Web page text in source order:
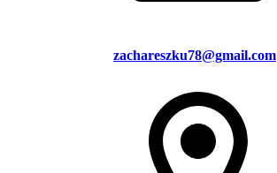
zachareszku78@gmail.com